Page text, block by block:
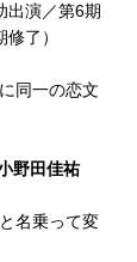
出演／第6期
了）
同一の恋文
野田佳祐
名乗って変